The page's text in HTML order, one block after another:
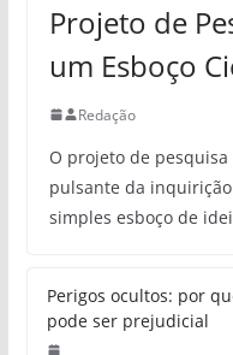
Projeto de
um Esboço
Redação
O projeto de
pulsante da
simples esboço de
Perigos ocultos: por
pode ser prejudicial